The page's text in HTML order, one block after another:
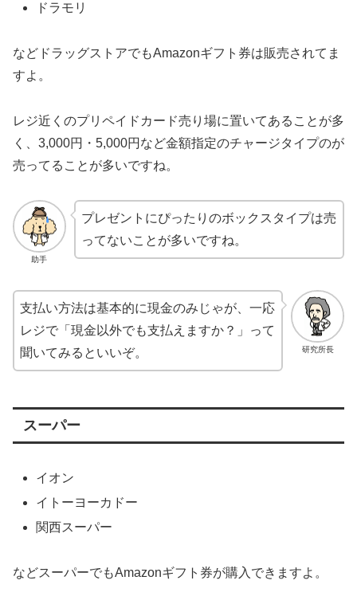
ドラモリ
などドラッグストアでもAmazonギフト券は販売されてま
すよ。
レジ近くのプリペイドカード売り場に置いてあることが多
く、3,000円・5,000円など金額指定のチャージタイプのが
売ってることが多いですね。
助手
プレゼントにぴったりのボックスタイプは売
ってないことが多いですね。
研究所長
支払い方法は基本的に現金のみじゃが、一応
レジで「現金以外でも支払えますか？」って
聞いてみるといいぞ。
スーパー
イオン
イトーヨーカドー
関西スーパー
などスーパーでもAmazonギフト券が購入できますよ。